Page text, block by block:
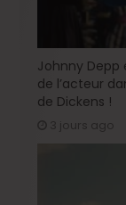
Johnny Depp
de l’acteur
de Dickens !
3 jours ago